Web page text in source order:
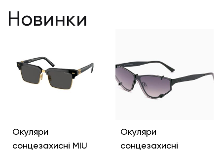
Новинки
Окуляри
сонцезахисні MIU
Окуляри
сонцезахисні